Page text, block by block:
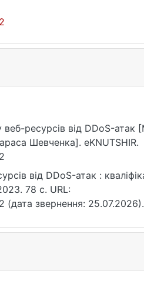
ресурсів від DDoS-атак
Шевченка]. eKNUTSHIR.
від DDoS-атак :
78 с. URL:
звернення: 25.07.2026).